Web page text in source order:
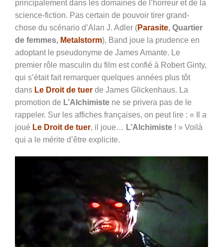
principalement dans les domaines de l’horreur et de la
science-fiction. Pas certain de pouvoir tirer grand-
chose du scénario d’Alan J. Adler (Parasite, Quartier
de femmes, Metalstorm), Band joue la prudence en
adoptant le pseudonyme de James Amante. Le
premier rôle masculin du film est confié à Robert Ginty,
qui s’était fait remarquer quelques années plus tôt
dans Le Droit de tuer de James Glickenhaus. La
promotion de L’Alchimiste ne se privera pas de le
rappeler. Sur les affiches françaises, on peut lire : « Il a
joué Le Droit de tuer, il joue… L’Alchimiste ! » Voilà
qui a le mérite d’être explicite.